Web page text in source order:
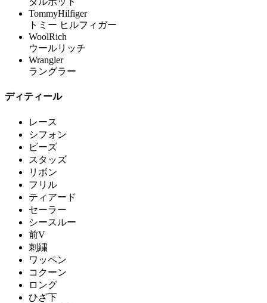
TommyHilfiger
トミー ヒルフィガー
WoolRich
ウールリッチ
Wrangler
ラングラー
ディティール
レース
シフォン
ビーズ
スタッズ
リボン
フリル
ティアード
セーラー
シースルー
前V
刺繍
ワッペン
コクーン
ロング
ひざ下